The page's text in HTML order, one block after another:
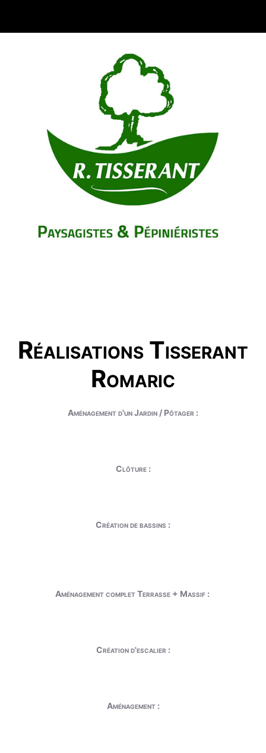
Réalisations Tisserant
Romaric
Aménagement d'un Jardin / Pôtager :
Clôture :
Création de bassins :
Aménagement complet Terrasse + Massif :
Création d'escalier :
Aménagement :